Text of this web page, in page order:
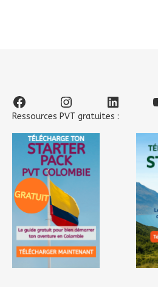
FacebookInstagram
Ressources PVT gratuites :